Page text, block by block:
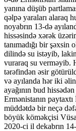
yanına düşüb
qəlpə yaraları alaraq
noyabrın 13-də
hissəsində xərək
tanımadığı bir
dilində su istəyib,
vuraraq su verməyib.
tərəfindən əsir
və ayılanda hər iki
ayağının bud
Ermənistanın paytaxtı
müddətdə bir neçə
böyük köməkçisi
2020-ci il dekabrın